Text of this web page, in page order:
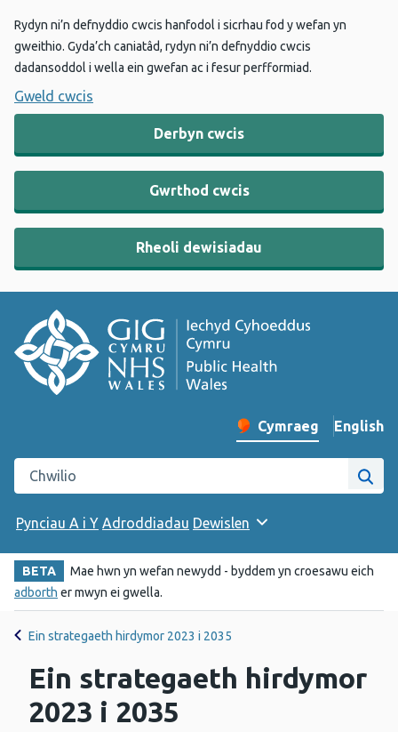
Rydyn ni’n defnyddio cwcis hanfodol i sicrhau fod y wefan yn
gweithio. Gyda’ch caniatâd, rydyn ni’n defnyddio cwcis
dadansoddol i wella ein gwefan ac i fesur perfformiad.
Gweld cwcis
Derbyn cwcis
Gwrthod cwcis
Rheoli dewisiadau
Newid iaith y wefan
Cymraeg English
–
Chwilio gwefan Iechyd Cyhoeddus Cymru
Pynciau A i Y Adroddiadau Dewislen
BETA
Mae hwn yn wefan newydd - byddem yn croesawu eich
adborth er mwyn ei gwella.
Ein strategaeth hirdymor 2023 i 2035
Ein strategaeth hirdymor
2023 i 2035